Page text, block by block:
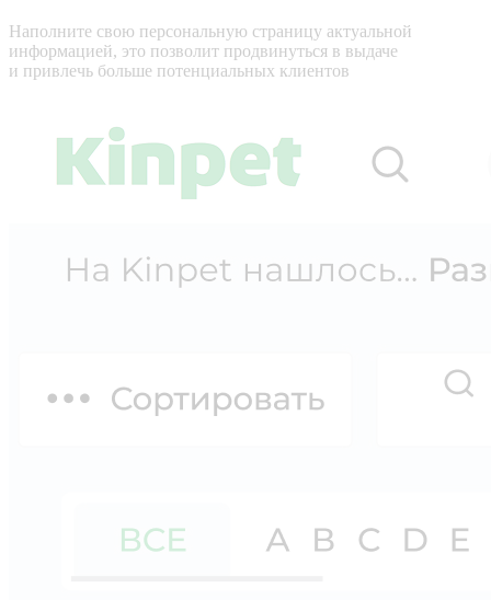
Наполните свою персональную страницу актуальной
информацией, это позволит продвинуться в выдаче
и привлечь больше потенциальных клиентов